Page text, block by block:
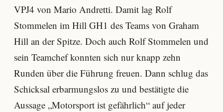
VPJ4 von Mario Andretti. Damit lag Rolf
Stommelen im Hill GH1 des Teams von Graham
Hill an der Spitze. Doch auch Rolf Stommelen und
sein Teamchef konnten sich nur knapp zehn
Runden über die Führung freuen. Dann schlug das
Schicksal erbarmungslos zu und bestätigte die
Aussage „Motorsport ist gefährlich“ auf jeder